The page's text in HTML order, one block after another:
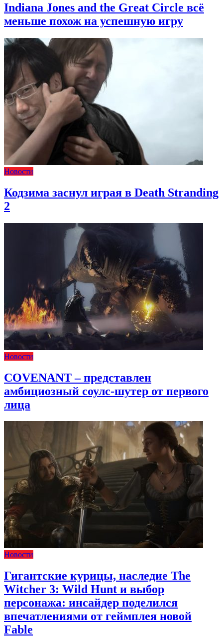
Indiana Jones and the Great Circle всё
меньше похож на успешную игру
Новости
Кодзима заснул играя в Death Stranding
2
Новости
COVENANT – представлен
амбициозный соулс-шутер от первого
лица
Новости
Гигантские курицы, наследие The
Witcher 3: Wild Hunt и выбор
персонажа: инсайдер поделился
впечатлениями от геймплея новой
Fable